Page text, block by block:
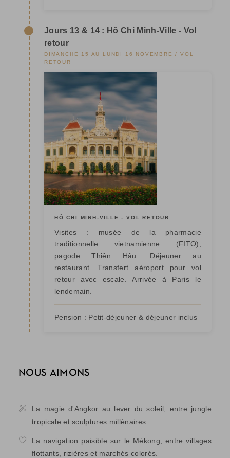
Jours 13 & 14 : Hô Chi Minh-Ville - Vol
retour
DIMANCHE 15 AU LUNDI 16 NOVEMBRE / VOL
RETOUR
HÔ CHI MINH-VILLE - VOL RETOUR
Visites : musée de la pharmacie
traditionnelle vietnamienne (FITO),
pagode Thiên Hâu. Déjeuner au
restaurant. Transfert aéroport pour vol
retour avec escale. Arrivée à Paris le
lendemain.
Pension : Petit-déjeuner & déjeuner inclus
NOUS AIMONS
La magie d'Angkor au lever du soleil, entre jungle
tropicale et sculptures millénaires.
La navigation paisible sur le Mékong, entre villages
flottants, rizières et marchés colorés.